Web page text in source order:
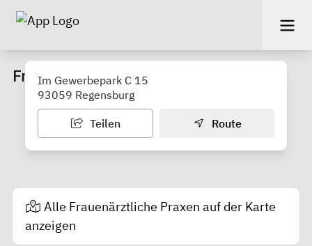
Frauenärzte im Gewerbepark
Im Gewerbepark C 15
93059 Regensburg
Teilen Route
Alle Frauenärztliche Praxen auf der Karte
anzeigen